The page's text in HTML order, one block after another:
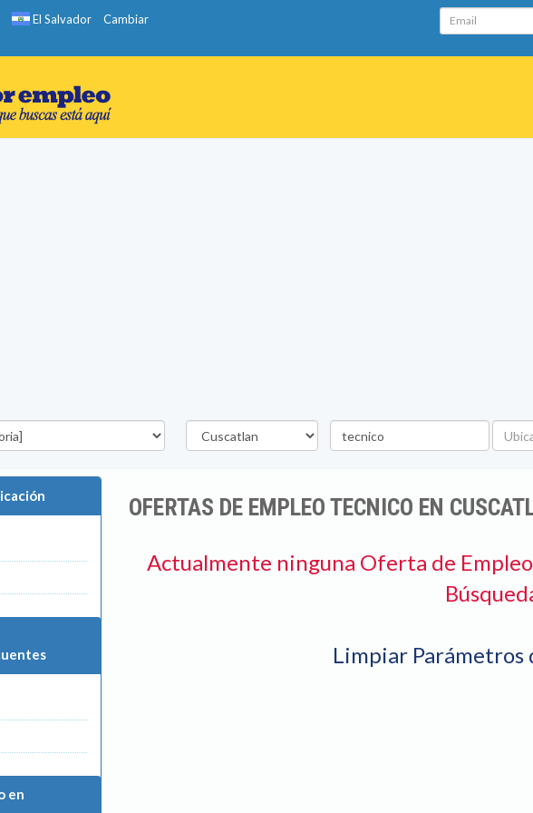
El Salvador
Cambiar
Email
Departamento
Palabra
clave
en
OFERTAS DE EMPLEO TECNICO EN
Actualmente ninguna Oferta de
Limpiar Parámetros